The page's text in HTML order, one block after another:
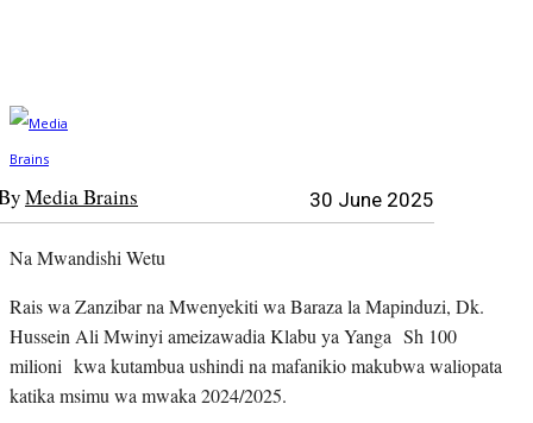
Media Brains 30 June 2025
Na Mwandishi Wetu
Rais wa Zanzibar na Mwenyekiti wa Baraza la Mapinduzi, Dk.
Hussein Ali Mwinyi ameizawadia Klabu ya Yanga Sh 100
milioni kwa kutambua ushindi na mafanikio makubwa waliopata
katika msimu wa mwaka 2024/2025.